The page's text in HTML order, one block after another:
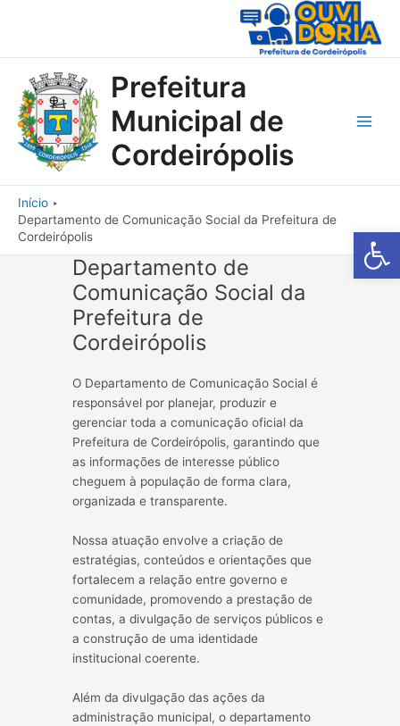
Barra de
Prefeitura
Municipal de
Cordeirópolis
Início
Departamento de Comunicação Social da Prefeitura de
Cordeirópolis
Departamento de
Comunicação Social da
Prefeitura de
Cordeirópolis
O Departamento de Comunicação Social é
responsável por planejar, produzir e
gerenciar toda a comunicação oficial da
Prefeitura de Cordeirópolis, garantindo que
as informações de interesse público
cheguem à população de forma clara,
organizada e transparente.
Nossa atuação envolve a criação de
estratégias, conteúdos e orientações que
fortalecem a relação entre governo e
comunidade, promovendo a prestação de
contas, a divulgação de serviços públicos e
a construção de uma identidade
institucional coerente.
Além da divulgação das ações da
administração municipal, o departamento